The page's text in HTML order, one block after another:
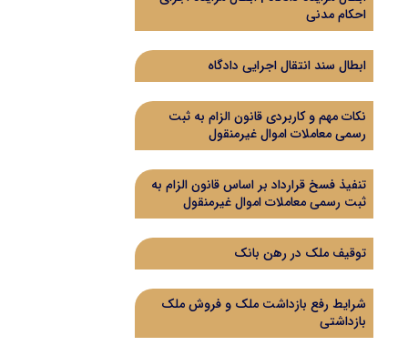
احکام مدنی
ابطال سند انتقال اجرایی دادگاه
نکات مهم و کاربردی قانون الزام به ثبت
رسمی معاملات اموال غیرمنقول
تنفیذ فسخ قرارداد بر اساس قانون الزام به
ثبت رسمی معاملات اموال غیرمنقول
توقیف ملک در رهن بانک
شرایط رفع بازداشت ملک و فروش ملک
بازداشتی